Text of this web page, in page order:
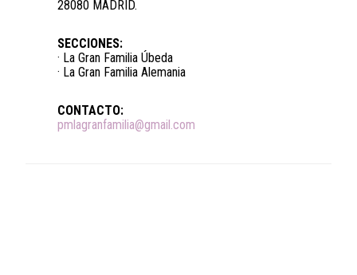
28080 MADRID.
SECCIONES:
· La Gran Familia Úbeda
· La Gran Familia Alemania
CONTACTO:
pmlagranfamilia@gmail.com